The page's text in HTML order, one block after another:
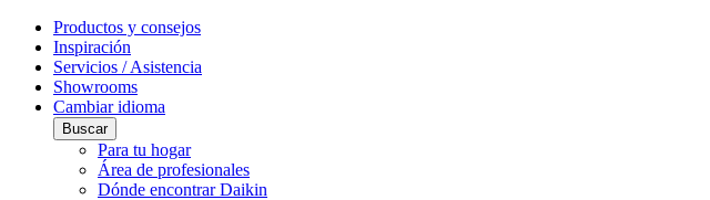
Productos y consejos
Inspiración
Servicios / Asistencia
Showrooms
Cambiar idioma
Buscar
Para tu hogar
Área de profesionales
Dónde encontrar Daikin